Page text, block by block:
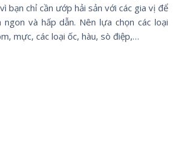
bạn chỉ cần ướp hải sản với các gia vị để
và hấp dẫn. Nên lựa chọn các loại
mực, các loại ốc, hàu, sò điệp,…